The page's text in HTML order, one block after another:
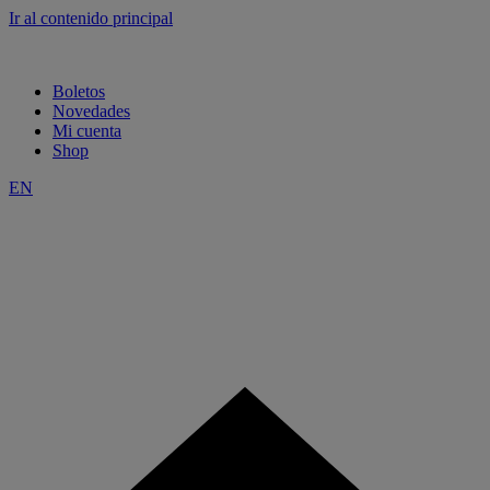
Ir al contenido principal
Boletos
Novedades
Mi cuenta
Shop
EN